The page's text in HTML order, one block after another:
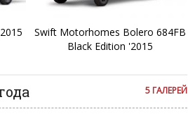
Swift Motorhomes Bolero 684FB
Black Edition '2015
5 ГАЛЕРЕЙ